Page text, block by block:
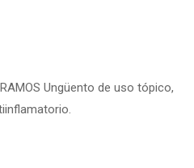
Ungüento de uso tópico,